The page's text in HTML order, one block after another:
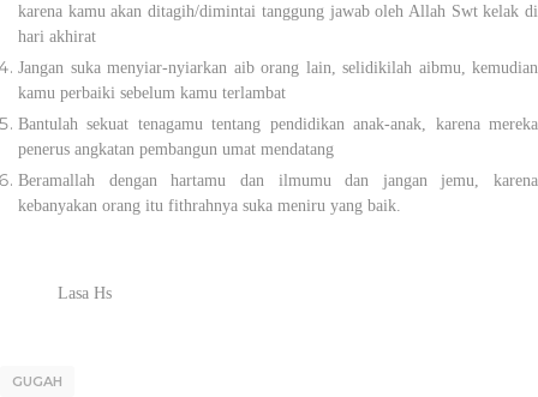
karena kamu akan ditagih/dimintai tanggung jawab oleh Allah Swt kelak di
hari akhirat
Jangan suka menyiar-nyiarkan aib orang lain, selidikilah aibmu, kemudian
kamu perbaiki sebelum kamu terlambat
Bantulah sekuat tenagamu tentang pendidikan anak-anak, karena mereka
penerus angkatan pembangun umat mendatang
Beramallah dengan hartamu dan ilmumu dan jangan jemu, karena
kebanyakan orang itu fithrahnya suka meniru yang baik.
Lasa Hs
GUGAH